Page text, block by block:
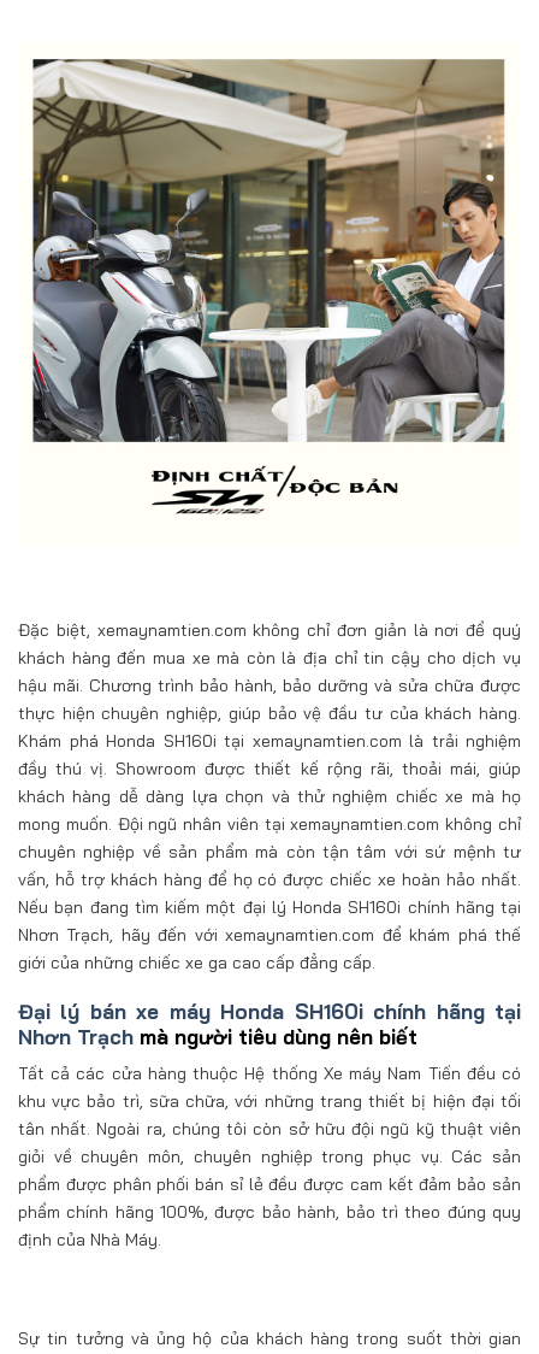
Đặc biệt, xemaynamtien.com không chỉ đơn giản là nơi để quý
khách hàng đến mua xe mà còn là địa chỉ tin cậy cho dịch vụ
hậu mãi. Chương trình bảo hành, bảo dưỡng và sửa chữa được
thực hiện chuyên nghiệp, giúp bảo vệ đầu tư của khách hàng.
Khám phá Honda SH160i tại xemaynamtien.com là trải nghiệm
đầy thú vị. Showroom được thiết kế rộng rãi, thoải mái, giúp
khách hàng dễ dàng lựa chọn và thử nghiệm chiếc xe mà họ
mong muốn. Đội ngũ nhân viên tại xemaynamtien.com không chỉ
chuyên nghiệp về sản phẩm mà còn tận tâm với sứ mệnh tư
vấn, hỗ trợ khách hàng để họ có được chiếc xe hoàn hảo nhất.
Nếu bạn đang tìm kiếm một đại lý Honda SH160i chính hãng tại
Nhơn Trạch, hãy đến với xemaynamtien.com để khám phá thế
giới của những chiếc xe ga cao cấp đẳng cấp.
Đại lý bán xe máy Honda SH160i chính hãng tại
Nhơn Trạch mà người tiêu dùng nên biết
Tất cả các cửa hàng thuộc Hệ thống Xe máy Nam Tiến đều có
khu vực bảo trì, sữa chữa, với những trang thiết bị hiện đại tối
tân nhất. Ngoài ra, chúng tôi còn sở hữu đội ngũ kỹ thuật viên
giỏi về chuyên môn, chuyên nghiệp trong phục vụ. Các sản
phẩm được phân phối bán sỉ lẻ đều được cam kết đảm bảo sản
phẩm chính hãng 100%, được bảo hành, bảo trì theo đúng quy
định của Nhà Máy.
Sự tin tưởng và ủng hộ của khách hàng trong suốt thời gian